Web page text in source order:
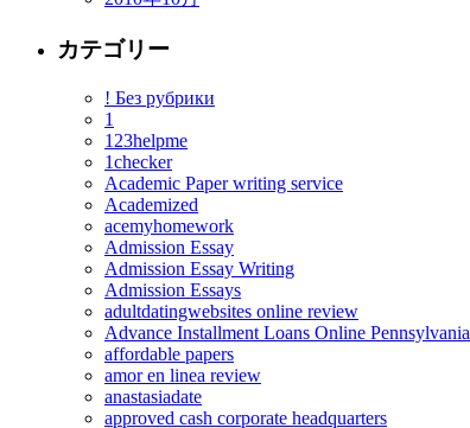
カテゴリー
! Без рубрики
1
123helpme
1checker
Academic Paper writing service
Academized
acemyhomework
Admission Essay
Admission Essay Writing
Admission Essays
adultdatingwebsites online review
Advance Installment Loans Online Pennsylvania
affordable papers
amor en linea review
anastasiadate
approved cash corporate headquarters